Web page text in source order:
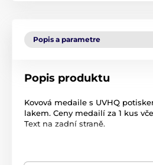
Popis a parametre
Popis produktu
Kovová medaile s UVHQ
lakem. Ceny medailí za 1 kus
Text na zadní straně.